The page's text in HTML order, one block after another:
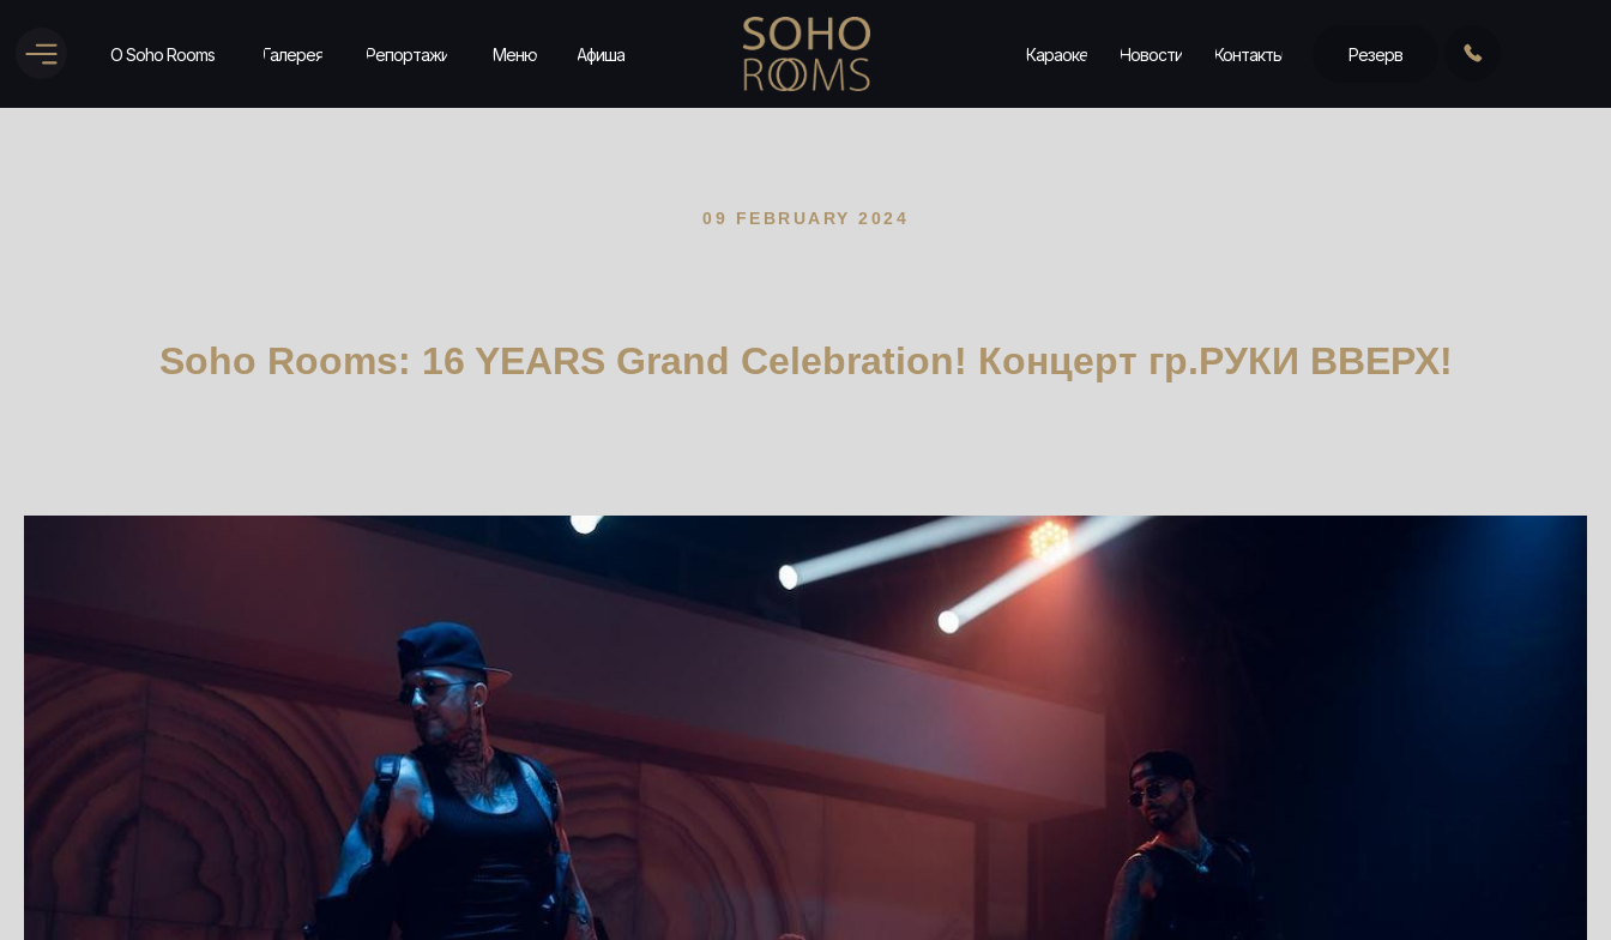
Резерв
Контакты
Новости
Караоке
Афиша
Меню
Репортажи
Галерея
О Soho Rooms
09 FEBRUARY 2024
Soho Rooms: 16 YEARS Grand Celebration! Концерт гр.РУКИ ВВЕРХ!